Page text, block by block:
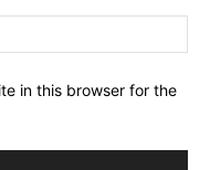
in this browser for the